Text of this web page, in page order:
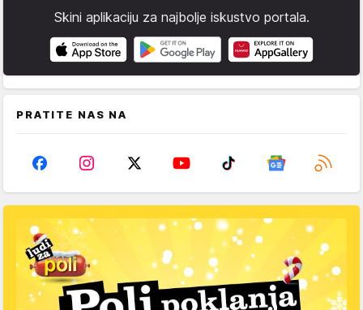
Skini aplikaciju za najbolje iskustvo portala.
PRATITE NAS NA